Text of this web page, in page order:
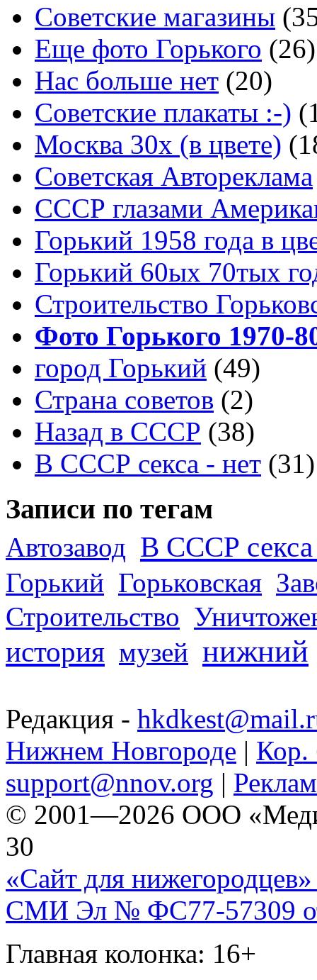
Советские магазины
Еще фото Горького (26)
Нас больше нет (20)
Советские плакаты :-)
Москва 30x (в цвете)
Советская Автореклама
СССР глазами
Горький 1958 года в
Горький 60ых 70тых
Строительство
Фото Горького 1970-
город Горький (49)
Страна советов (2)
Назад в СССР (38)
В СССР секса - нет (31)
Записи по тегам
Автозавод В СССР секса
Горький Горьковская
Строительство
история музей нижний
Редакция -
Нижнем Новгороде | Кор.
support@nnov.org |
© 2001—2026 ООО
30
«Сайт для нижегородцев»
СМИ Эл № ФС77-57309
Главная колонка: 16+